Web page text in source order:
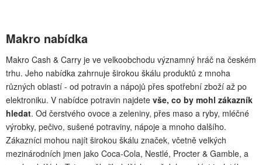
Makro nabídka
Makro Cash & Carry je ve velkoobchodu významný hráč na českém
trhu. Jeho nabídka zahrnuje širokou škálu produktů z mnoha
různých oblastí - od potravin a nápojů přes spotřební zboží až po
elektroniku. V nabídce potravin najdete vše, co by mohl zákazník
hledat. Od čerstvého ovoce a zeleniny, přes maso a ryby, mléčné
výrobky, pečivo, sušené potraviny, nápoje a mnoho dalšího.
Zákazníci mohou najít širokou škálu značek, včetně velkých
mezinárodních jmen jako Coca-Cola, Nestlé, Procter & Gamble, a